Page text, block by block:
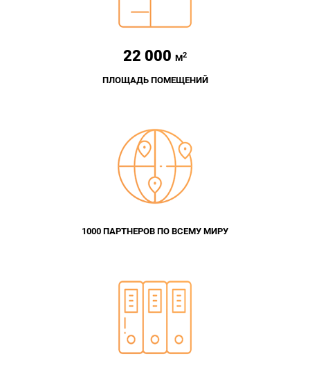
22 000 М2
ПЛОЩАДЬ ПОМЕЩЕНИЙ
1000 ПАРТНЕРОВ ПО ВСЕМУ МИРУ